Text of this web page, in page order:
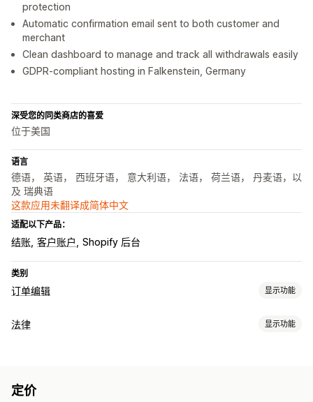
protection
Automatic confirmation email sent to both customer and
merchant
Clean dashboard to manage and track all withdrawals easily
GDPR-compliant hosting in Falkenstein, Germany
深受您的同类商店的喜爱
位于美国
语言
德语， 英语， 西班牙语， 意大利语， 法语， 荷兰语， 丹麦语，以
及 瑞典语
这款应用未翻译成简体中文
适配以下产品：
结账 客户账户 Shopify 后台
类别
订单编辑 显示功能
订单更新
法律 显示功能
定价